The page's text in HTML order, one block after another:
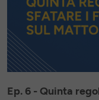
Ep. 6 - Quinta